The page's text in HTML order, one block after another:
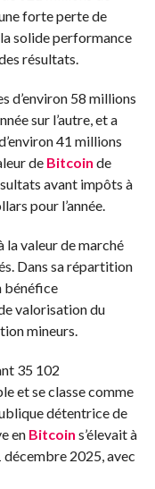
forte perte de
solide performance
résultats.
d’environ 58 millions
sur l’autre, et a
41 millions
de Bitcoin de
avant impôts à
pour l’année.
valeur de marché
Dans sa répartition
bénéfice
valorisation du
mineurs.
35 102
et se classe comme
détentrice de
en Bitcoin s’élevait à
2025, avec